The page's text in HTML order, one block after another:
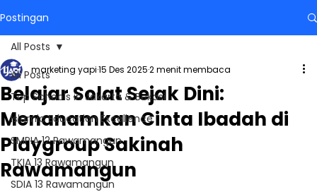
Postingan
All Posts
Top Schools in Jakarta & Bekasi
Islamic Education Excellence
SMPIA 12 Rawamangun
TKIA 13 Rawamangun
SDIA 13 Rawamangun
All Posts
Belajar Solat Sejak Dini:
Menanamkan Cinta Ibadah di
Playgroup Sakinah
Rawamangun
marketing yapi15 Des 20252 menit membaca